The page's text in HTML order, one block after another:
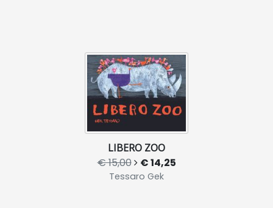
LIBERO ZOO
€ 15,00 € 14,25
Tessaro Gek